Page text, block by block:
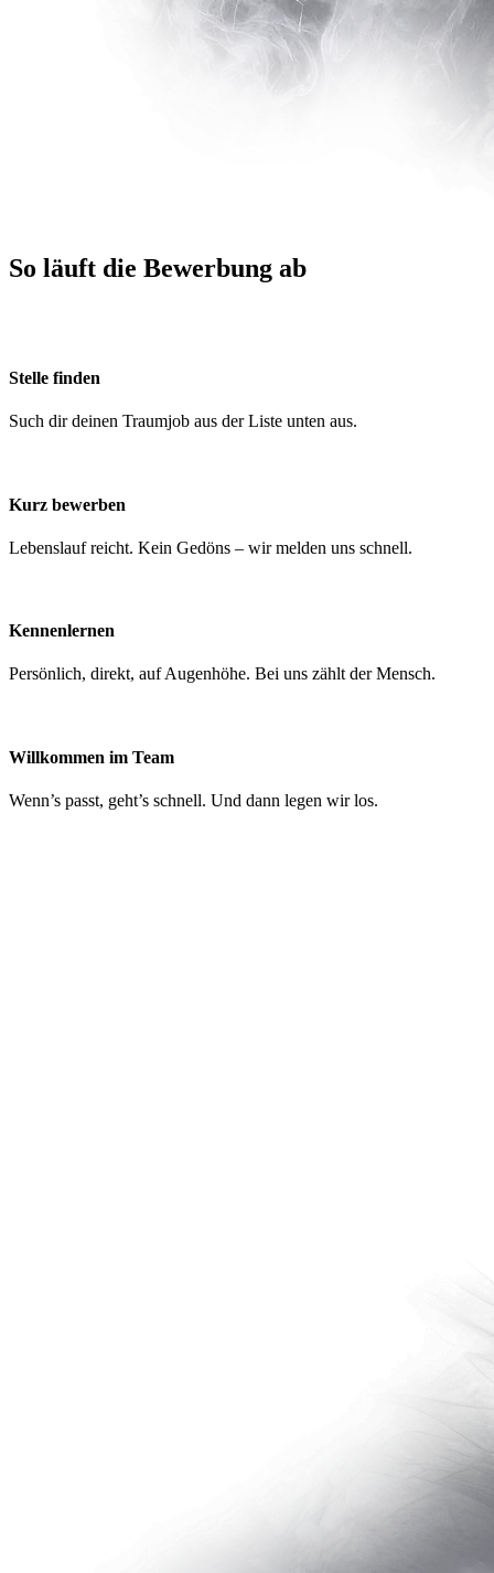
So läuft die Bewerbung ab
Stelle finden
Such dir deinen Traumjob aus der Liste unten aus.
Kurz bewerben
Lebenslauf reicht. Kein Gedöns – wir melden uns schnell.
Kennenlernen
Persönlich, direkt, auf Augenhöhe. Bei uns zählt der Mensch.
Willkommen im Team
Wenn’s passt, geht’s schnell. Und dann legen wir los.